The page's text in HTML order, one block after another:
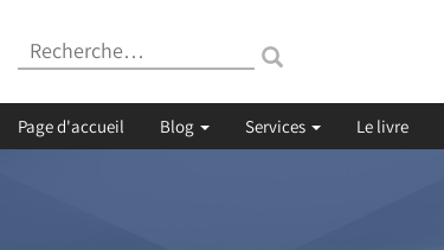
Recherche
Page d'accueil Blog Services Le livre